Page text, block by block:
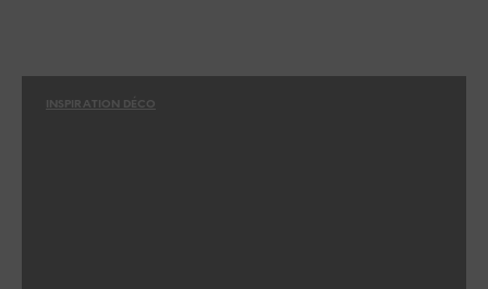
INSPIRATION DÉCO